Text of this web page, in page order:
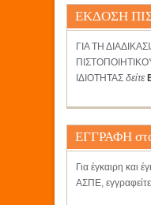
ΕΚΔΟΣΗ
ΓΙΑ ΤΗ
ΙΔΙΟΤΗΤΑΣ δείτε
ΕΓΓΡΑΦΗ
Για έγκαιρη και
ΑΣΠΕ,